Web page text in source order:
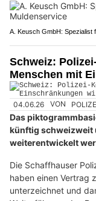
A. Keusch GmbH: Spezialist
Schweiz:
Menschen mit
04.06.26 VON
Das
künftig schweizweit
weiterentwickelt
Die Schaffhauser
haben einen Vertrag
unterzeichnet und